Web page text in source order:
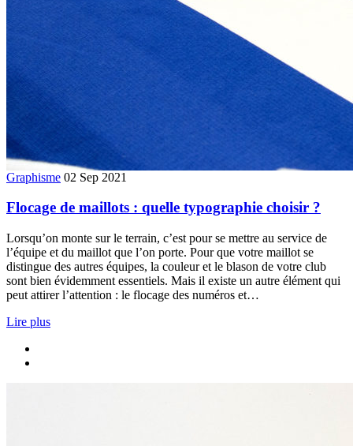
Graphisme 02 Sep 2021
Flocage de maillots : quelle typographie choisir ?
Lorsqu’on monte sur le terrain, c’est pour se mettre au service de
l’équipe et du maillot que l’on porte. Pour que votre maillot se
distingue des autres équipes, la couleur et le blason de votre club
sont bien évidemment essentiels. Mais il existe un autre élément qui
peut attirer l’attention : le flocage des numéros et…
Lire plus